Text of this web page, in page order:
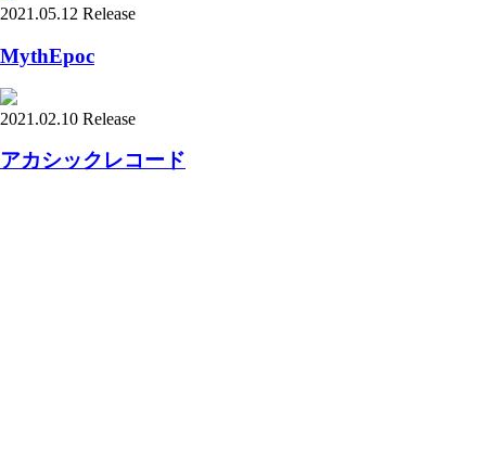
2021.05.12 Release
MythEpoc
2021.02.10 Release
アカシックレコード